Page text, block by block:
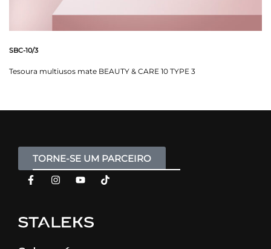
SBC-10/3
Tesoura multiusos mate BEAUTY & CARE 10 TYPE 3
TORNE-SE UM PARCEIRO